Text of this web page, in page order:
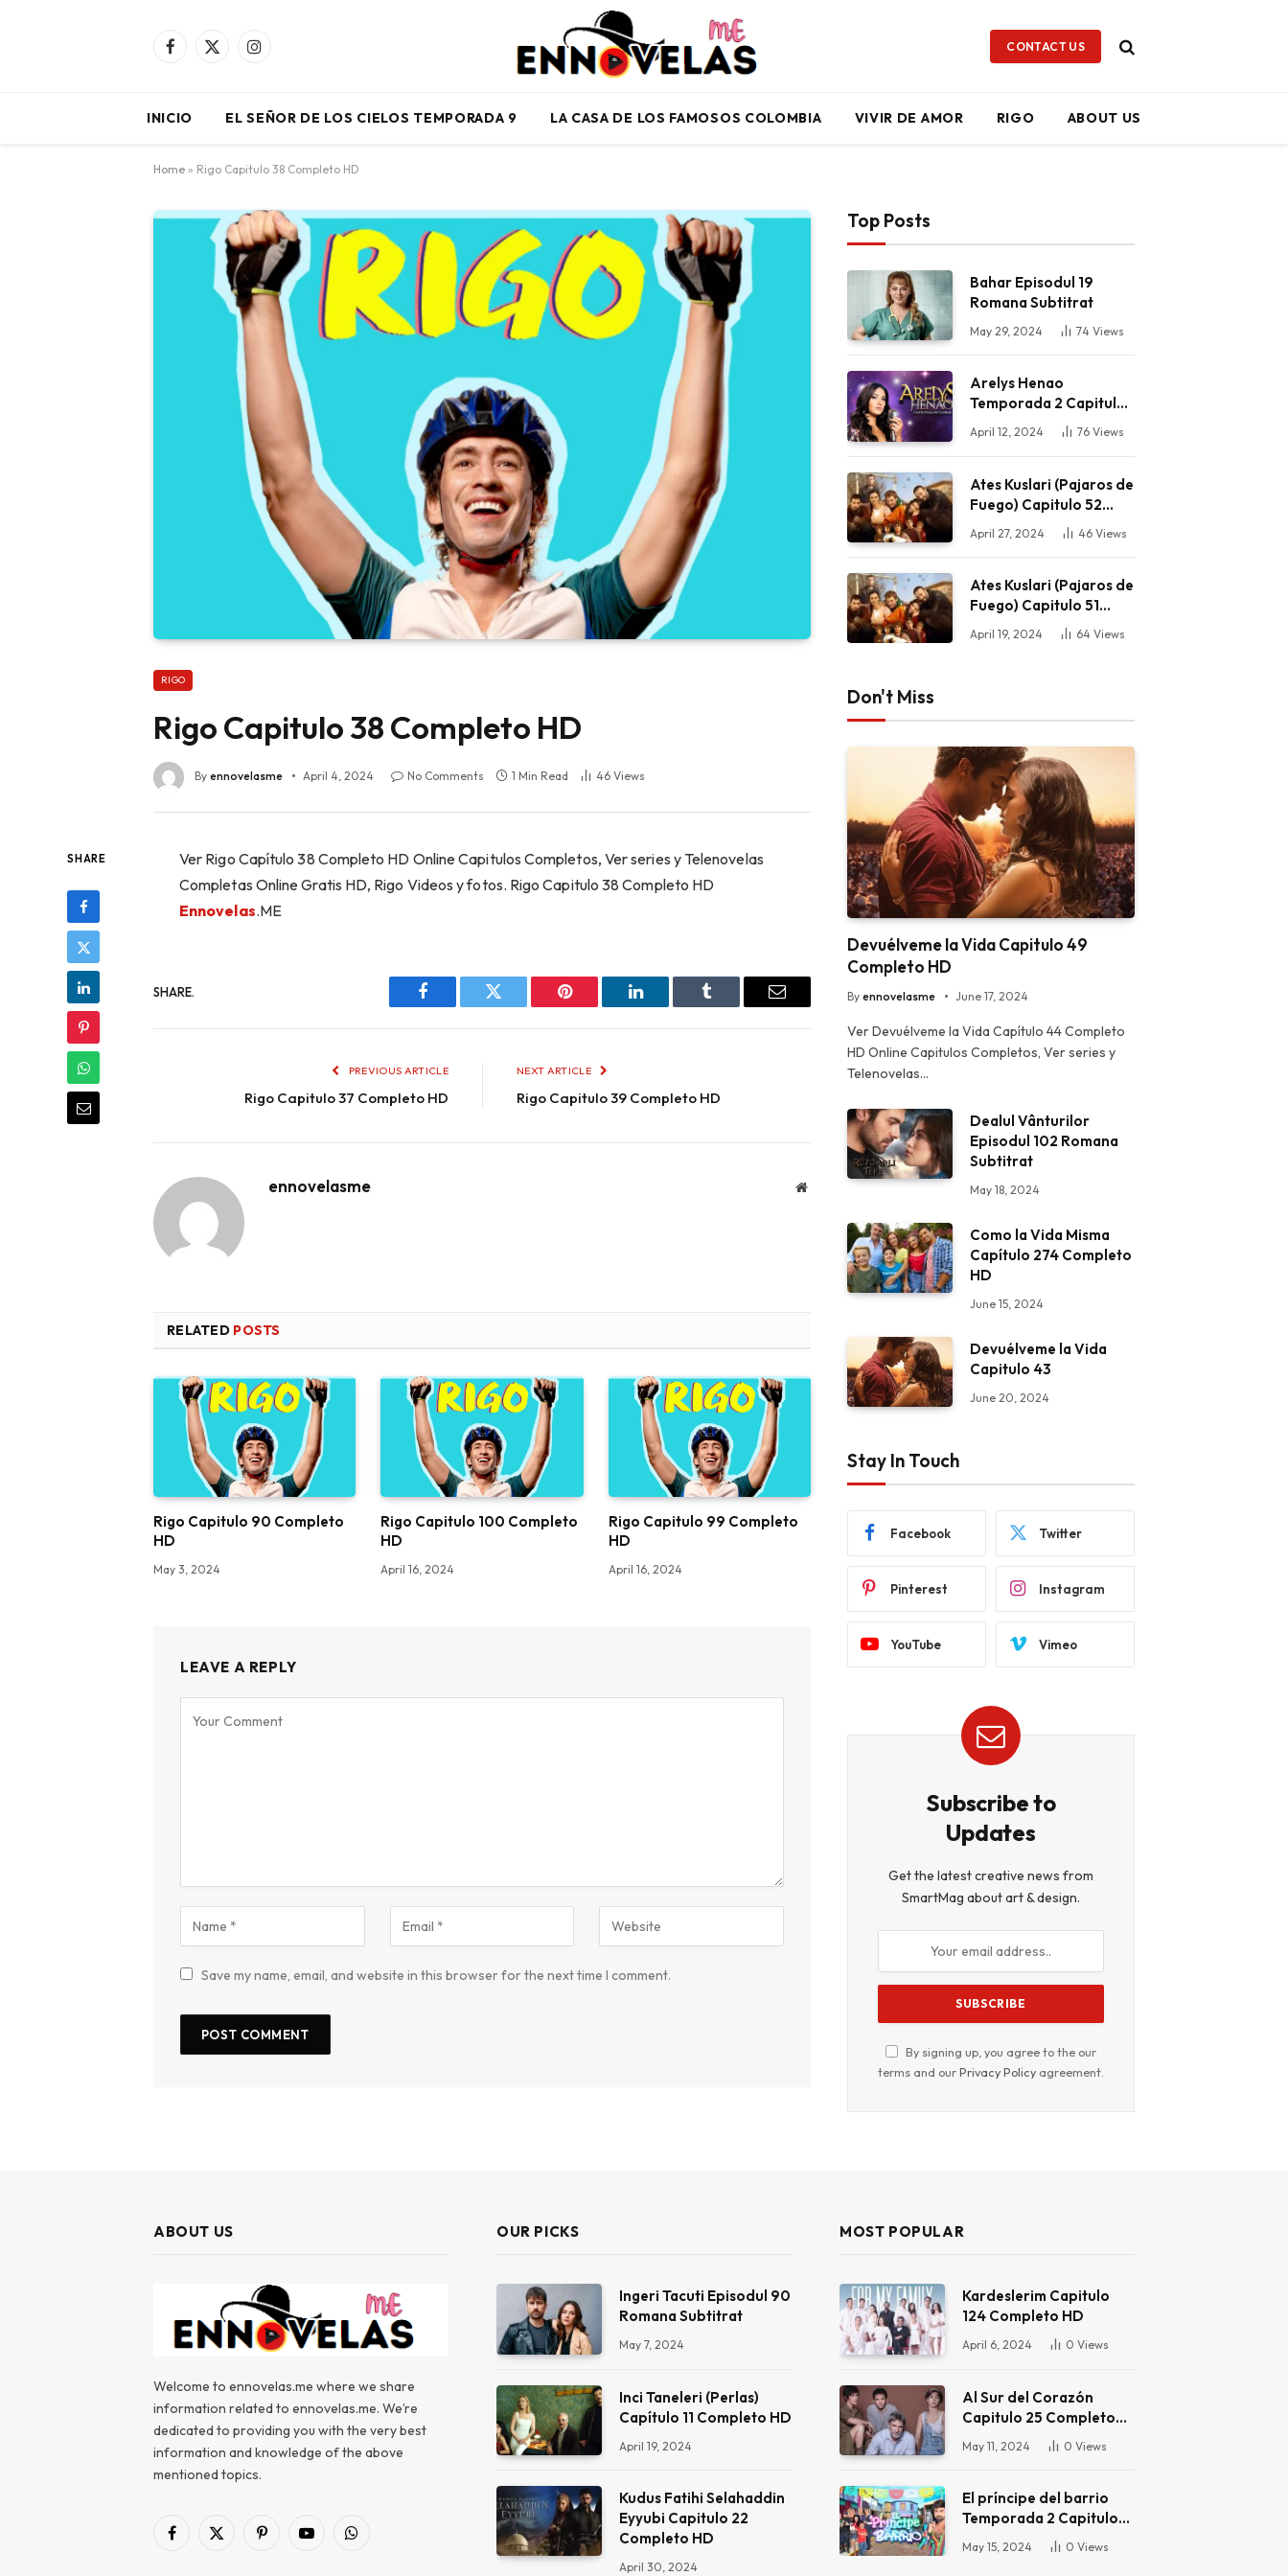
Facebook
X
Instagram CONTACT US
INICIO EL SEÑOR DE LOS CIELOS TEMPORADA 9 LA CASA DE LOS FAMOSOS COLOMBIA VIVIR DE AMOR RIGO ABOUT US
Home » Rigo Capitulo 38 Completo HD
RIGO
Rigo Capitulo 38 Completo HD
By ennovelasme April 4, 2024 No Comments 1 Min Read 46 Views
SHARE
Ver Rigo Capítulo 38 Completo HD Online Capitulos Completos, Ver series y Telenovelas
Completas Online Gratis HD, Rigo Videos y fotos. Rigo Capitulo 38 Completo HD
Ennovelas.ME
SHARE.
Facebook Twitter Pinterest LinkedIn Tumblr Email
PREVIOUS ARTICLE
Rigo Capitulo 37 Completo HD
NEXT ARTICLE
Rigo Capitulo 39 Completo HD
ennovelasme Website
RELATED POSTS
Rigo Capitulo 90 Completo
HD
May 3, 2024
Rigo Capitulo 100 Completo
HD
April 16, 2024
Rigo Capitulo 99 Completo
HD
April 16, 2024
LEAVE A REPLY
Save my name, email, and website in this browser for the next time I comment.
Top Posts
Bahar Episodul 19
Romana Subtitrat
May 29, 2024 74 Views
Arelys Henao
Temporada 2 Capitulo
62 Completo HD
April 12, 2024 76 Views
Ates Kuslari (Pajaros de
Fuego) Capitulo 52
April 27, 2024 46 Views
Ates Kuslari (Pajaros de
Fuego) Capitulo 51
Completo HD
April 19, 2024 64 Views
Don't Miss
Devuélveme la Vida Capitulo 49
Completo HD
By ennovelasme June 17, 2024
Ver Devuélveme la Vida Capítulo 44 Completo
HD Online Capitulos Completos, Ver series y
Telenovelas…
Dealul Vânturilor
Episodul 102 Romana
Subtitrat
May 18, 2024
Como la Vida Misma
Capítulo 274 Completo
HD
June 15, 2024
Devuélveme la Vida
Capitulo 43
June 20, 2024
Stay In Touch
Facebook Twitter
Pinterest Instagram
YouTube Vimeo
Subscribe to
Updates
Get the latest creative news from
SmartMag about art & design.
By signing up, you agree to the our
terms and ourPrivacy Policy agreement.
ABOUT US
Welcome to ennovelas.me where we share
information related to ennovelas.me. We’re
dedicated to providing you with the very best
information and knowledge of the above
mentioned topics.
Facebook
X
PinterestYouTubeWhatsApp
OUR PICKS
Ingeri Tacuti Episodul 90
Romana Subtitrat
May 7, 2024
Inci Taneleri (Perlas)
Capítulo 11 Completo HD
April 19, 2024
Kudus Fatihi Selahaddin
Eyyubi Capitulo 22
Completo HD
April 30, 2024
MOST POPULAR
Kardeslerim Capitulo
124 Completo HD
April 6, 2024 0 Views
Al Sur del Corazón
Capitulo 25 Completo
May 11, 2024 0 Views
El príncipe del barrio
Temporada 2 Capitulo
16 Completo HD
May 15, 2024 0 Views